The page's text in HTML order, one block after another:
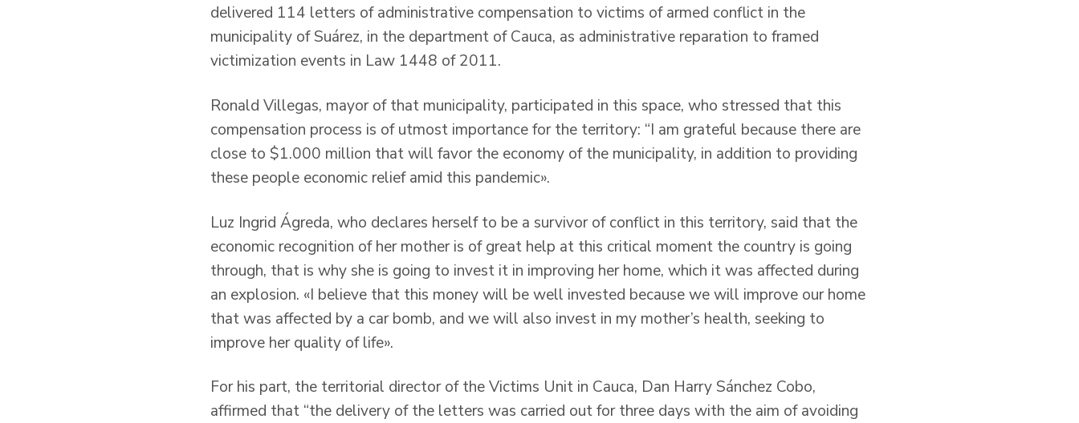
delivered 114 letters of administrative compensation to victims of armed conflict in the
municipality of Suárez, in the department of Cauca, as administrative reparation to framed
victimization events in Law 1448 of 2011.
Ronald Villegas, mayor of that municipality, participated in this space, who stressed that this
compensation process is of utmost importance for the territory: “I am grateful because there are
close to $1.000 million that will favor the economy of the municipality, in addition to providing
these people economic relief amid this pandemic».
Luz Ingrid Ágreda, who declares herself to be a survivor of conflict in this territory, said that the
economic recognition of her mother is of great help at this critical moment the country is going
through, that is why she is going to invest it in improving her home, which it was affected during
an explosion. «I believe that this money will be well invested because we will improve our home
that was affected by a car bomb, and we will also invest in my mother’s health, seeking to
improve her quality of life».
For his part, the territorial director of the Victims Unit in Cauca, Dan Harry Sánchez Cobo,
affirmed that “the delivery of the letters was carried out for three days with the aim of avoiding